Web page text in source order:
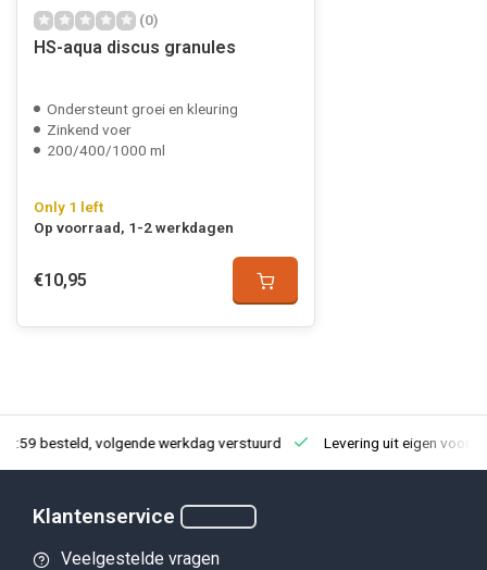
(0)
HS-aqua discus granules
Ondersteunt groei en kleuring
Zinkend voer
200/400/1000 ml
Only 1 left
Op voorraad, 1-2 werkdagen
€10,95
besteld, volgende werkdag verstuurd Levering uit eigen
Klantenservice
Veelgestelde vragen